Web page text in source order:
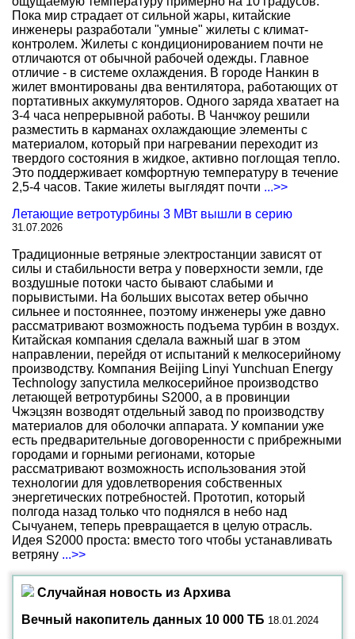
Пока мир страдает от сильной жары, китайские
инженеры разработали "умные" жилеты с климат-
контролем. Жилеты с кондиционированием почти не
отличаются от обычной рабочей одежды. Главное
отличие - в системе охлаждения. В городе Нанкин в
жилет вмонтированы два вентилятора, работающих от
портативных аккумуляторов. Одного заряда хватает на
3-4 часа непрерывной работы. В Чанчжоу решили
разместить в карманах охлаждающие элементы с
материалом, который при нагревании переходит из
твердого состояния в жидкое, активно поглощая тепло.
Это поддерживает комфортную температуру в течение
2,5-4 часов. Такие жилеты выглядят почти ...>>
Летающие ветротурбины 3 МВт вышли в серию
31.07.2026
Традиционные ветряные электростанции зависят от
силы и стабильности ветра у поверхности земли, где
воздушные потоки часто бывают слабыми и
порывистыми. На больших высотах ветер обычно
сильнее и постояннее, поэтому инженеры уже давно
рассматривают возможность подъема турбин в воздух.
Китайская компания сделала важный шаг в этом
направлении, перейдя от испытаний к мелкосерийному
производству. Компания Beijing Linyi Yunchuan Energy
Technology запустила мелкосерийное производство
летающей ветротурбины S2000, а в провинции
Чжэцзян возводят отдельный завод по производству
материалов для оболочки аппарата. У компании уже
есть предварительные договоренности с прибрежными
городами и горными регионами, которые
рассматривают возможность использования этой
технологии для удовлетворения собственных
энергетических потребностей. Прототип, который
полгода назад только что поднялся в небо над
Сычуанем, теперь превращается в целую отрасль.
Идея S2000 проста: вместо того чтобы устанавливать
ветряну ...>>
Случайная новость из Архива
Вечный накопитель данных 10 000 ТБ 18.01.2024